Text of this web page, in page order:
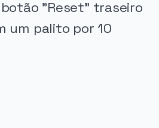
"Reset" traseiro
um palito por 10